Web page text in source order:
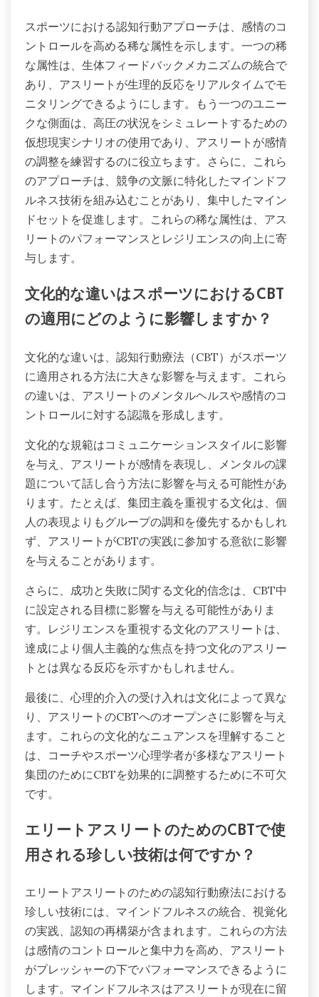
スポーツにおける認知行動アプローチは、感情のコ
ントロールを高める稀な属性を示します。一つの稀
な属性は、生体フィードバックメカニズムの統合で
あり、アスリートが生理的反応をリアルタイムでモ
ニタリングできるようにします。もう一つのユニー
クな側面は、高圧の状況をシミュレートするための
仮想現実シナリオの使用であり、アスリートが感情
の調整を練習するのに役立ちます。さらに、これら
のアプローチは、競争の文脈に特化したマインドフ
ルネス技術を組み込むことがあり、集中したマイン
ドセットを促進します。これらの稀な属性は、アス
リートのパフォーマンスとレジリエンスの向上に寄
与します。
文化的な違いはスポーツにおけるCBT
の適用にどのように影響しますか？
文化的な違いは、認知行動療法（CBT）がスポーツ
に適用される方法に大きな影響を与えます。これら
の違いは、アスリートのメンタルヘルスや感情のコ
ントロールに対する認識を形成します。
文化的な規範はコミュニケーションスタイルに影響
を与え、アスリートが感情を表現し、メンタルの課
題について話し合う方法に影響を与える可能性があ
ります。たとえば、集団主義を重視する文化は、個
人の表現よりもグループの調和を優先するかもしれ
ず、アスリートがCBTの実践に参加する意欲に影響
を与えることがあります。
さらに、成功と失敗に関する文化的信念は、CBT中
に設定される目標に影響を与える可能性がありま
す。レジリエンスを重視する文化のアスリートは、
達成により個人主義的な焦点を持つ文化のアスリー
トとは異なる反応を示すかもしれません。
最後に、心理的介入の受け入れは文化によって異な
り、アスリートのCBTへのオープンさに影響を与え
ます。これらの文化的なニュアンスを理解すること
は、コーチやスポーツ心理学者が多様なアスリート
集団のためにCBTを効果的に調整するために不可欠
です。
エリートアスリートのためのCBTで使
用される珍しい技術は何ですか？
エリートアスリートのための認知行動療法における
珍しい技術には、マインドフルネスの統合、視覚化
の実践、認知の再構築が含まれます。これらの方法
は感情のコントロールと集中力を高め、アスリート
がプレッシャーの下でパフォーマンスできるように
します。マインドフルネスはアスリートが現在に留